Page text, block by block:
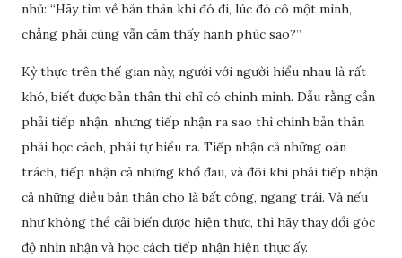
nhủ: “Hãy tìm về bản thân khi đó đi, lúc đó cô một mình,
chẳng phải cũng vẫn cảm thấy hạnh phúc sao?”
Kỳ thực trên thế gian này, người với người hiểu nhau là rất
khó, biết được bản thân thì chỉ có chính mình. Dẫu rằng cần
phải tiếp nhận, nhưng tiếp nhận ra sao thì chính bản thân
phải học cách, phải tự hiểu ra. Tiếp nhận cả những oán
trách, tiếp nhận cả những khổ đau, và đôi khi phải tiếp nhận
cả những điều bản thân cho là bất công, ngang trái. Và nếu
như không thể cải biến được hiện thực, thì hãy thay đổi góc
độ nhìn nhận và học cách tiếp nhận hiện thực ấy.